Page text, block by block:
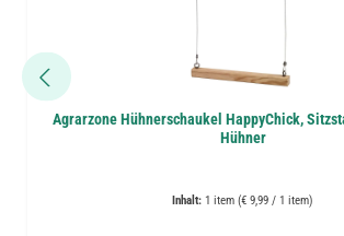
Agrarzone Hühnerschaukel HappyChick,
Hühner
Inhalt: 1 item (€ 9,99 / 1 item)